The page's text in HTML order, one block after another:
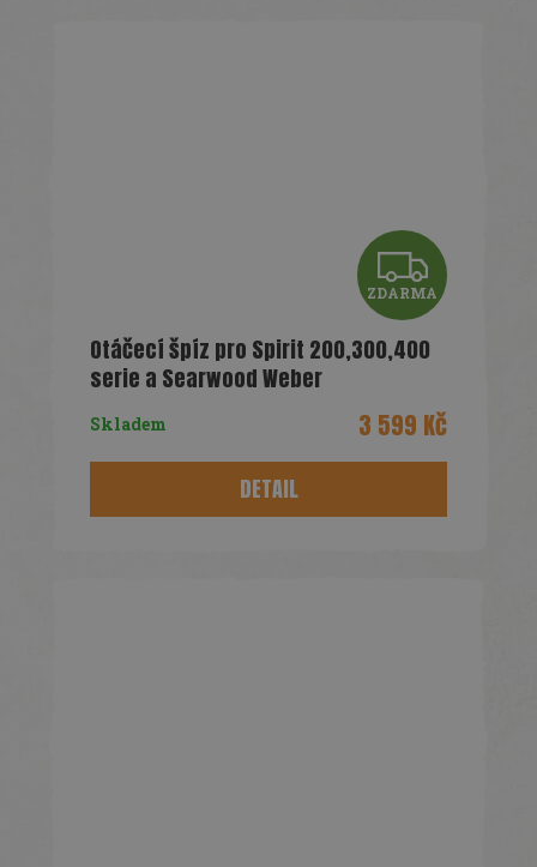
Z
D
A
R
M
A
ZDARMA
Otáčecí špíz pro Spirit 200,300,400
serie a Searwood Weber
Skladem 3 599 Kč
DETAIL